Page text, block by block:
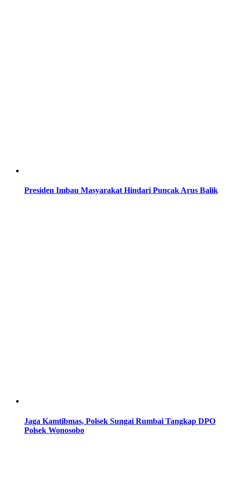
Presiden Imbau Masyarakat Hindari Puncak Arus Balik
Jaga Kamtibmas, Polsek Sungai Rumbai Tangkap DPO
Polsek Wonosobo